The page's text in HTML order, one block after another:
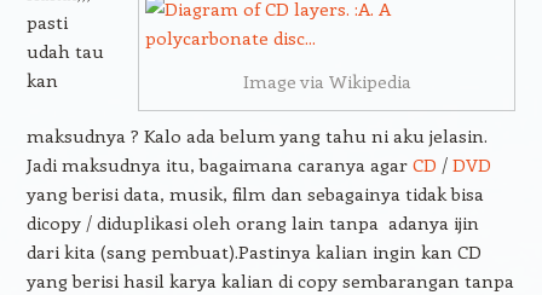
Image via Wikipedia
pasti
udah tau
kan
maksudnya ? Kalo ada belum yang tahu ni aku jelasin.
Jadi maksudnya itu, bagaimana caranya agar CD / DVD
yang berisi data, musik, film dan sebagainya tidak bisa
dicopy / diduplikasi oleh orang lain tanpa adanya ijin
dari kita (sang pembuat).Pastinya kalian ingin kan CD
yang berisi hasil karya kalian di copy sembarangan tanpa